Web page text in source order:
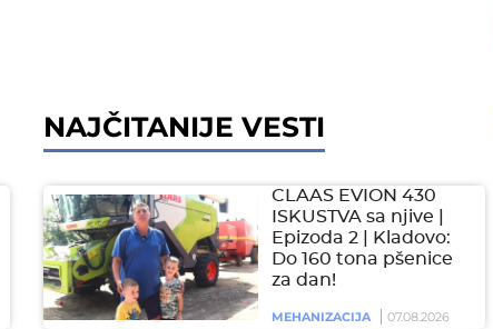
NAJČITANIJE VESTI
CLAAS EVION 430
ISKUSTVA sa njive |
Epizoda 2 | Kladovo:
Do 160 tona pšenice
za dan!
MEHANIZACIJA 07.08.2026